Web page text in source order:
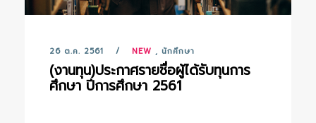
26 ต.ค. 2561 NEW , นักศึกษา
(งานทุน)ประกาศรายชื่อผู้ได้รับทุนการ
ศึกษา ปีการศึกษา 2561